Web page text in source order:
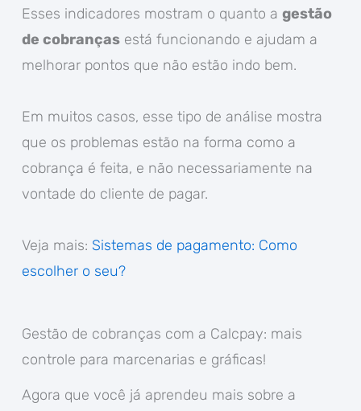
Esses indicadores mostram o quanto a gestão
de cobrançasestá funcionando e ajudam a
melhorar pontos que não estão indo bem.
Em muitos casos, esse tipo de análise mostra
que os problemas estão na forma como a
cobrança é feita, e não necessariamente na
vontade do cliente de pagar.
Veja mais: Sistemas de pagamento: Como
escolher o seu?
Gestão de cobranças com a Calcpay: mais
controle para marcenarias e gráficas!
Agora que você já aprendeu mais sobre a